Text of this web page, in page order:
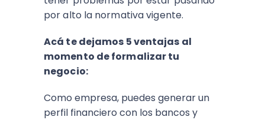
por alto la normativa vigente.
Acá te dejamos 5 ventajas al
momento de formalizar tu
negocio:
Como empresa, puedes generar un
perfil financiero con los bancos y